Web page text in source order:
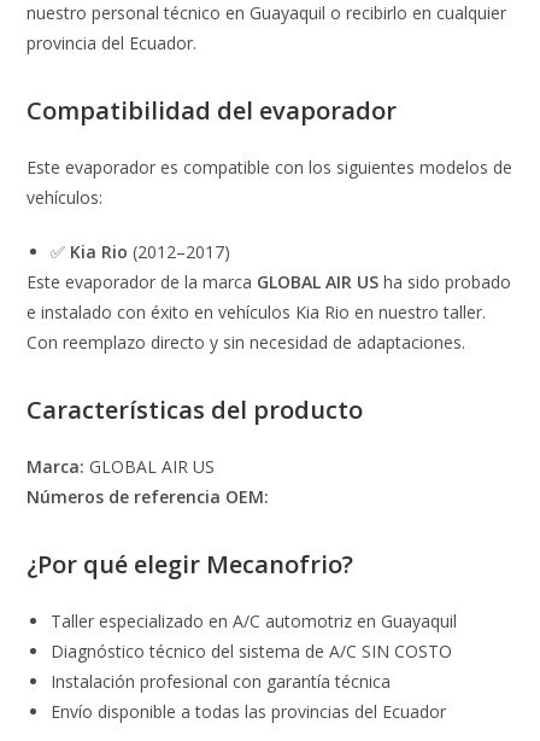
nuestro personal técnico en Guayaquil o recibirlo en cualquier
provincia del Ecuador.
Compatibilidad del evaporador
Este evaporador es compatible con los siguientes modelos de
vehículos:
✅ Kia Rio (2012–2017)
Este evaporador de la marca GLOBAL AIR US ha sido probado
e instalado con éxito en vehículos Kia Rio en nuestro taller.
Con reemplazo directo y sin necesidad de adaptaciones.
Características del producto
Marca: GLOBAL AIR US
Números de referencia OEM:
¿Por qué elegir Mecanofrio?
Taller especializado en A/C automotriz en Guayaquil
Diagnóstico técnico del sistema de A/C SIN COSTO
Instalación profesional con garantía técnica
Envío disponible a todas las provincias del Ecuador